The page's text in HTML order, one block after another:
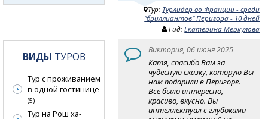
Тур: Турлидер во Франции - среди
"бриллиантов" Перигора - 10 дней
Гид:Екатерина Меркулова
Виктория, 06 июня 2025
Катя, спасибо Вам за
чудесную сказку, которую Вы
нам подарили в Перигоре.
Все было интересно,
красиво, вкусно. Вы
интеллектуал с глубокими
ВИДЫ ТУРОВ
Тур с проживанием
в одной гостинице
(5)
Тур на Рош ха-